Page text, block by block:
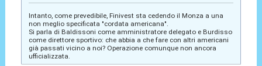
Intanto, come prevedibile, Finivest sta cedendo il Monza a una
non meglio specificata "cordata americana".
Si parla di Baldissoni come amministratore delegato e Burdisso
come direttore sportivo: che abbia a che fare con altri americani
già passati vicino a noi? Operazione comunque non ancora
ufficializzata.